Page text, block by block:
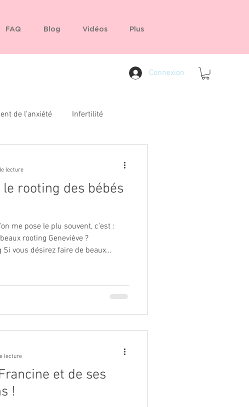
FAQ Blog Vidéos Plus
Connexion
de l'anxiété Infertilité
rooting des bébés
me pose le plu souvent, c'est :
rooting Geneviève ?
qualité Un mohair de
ça vaut vraiment la peine.
lecture
et de ses
!
lecture